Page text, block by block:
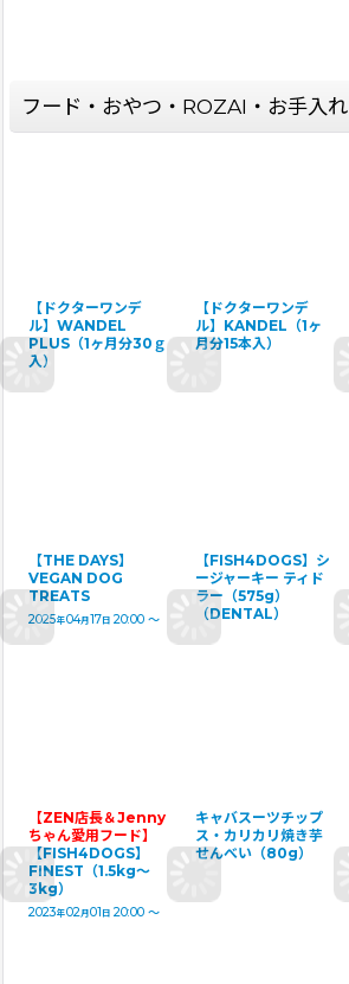
フード・おやつ・ROZAI・お手入れ
【ドクターワンデ
ル】WANDEL
PLUS（1ヶ月分30ｇ
入）
【ドクターワンデ
ル】KANDEL（1ヶ
月分15本入）
【THE DAYS】
VEGAN DOG
TREATS
2025年04月17日 20:00 ～
【FISH4DOGS】シ
ージャーキー ティド
ラー（575g）
（DENTAL）
【ZEN店長＆Jenny
ちゃん愛用フード】
【FISH4DOGS】
FINEST（1.5kg〜
3kg）
2023年02月01 日 20:00 ～
キャバスーツチップ
ス・カリカリ焼き芋
せんべい（80g）